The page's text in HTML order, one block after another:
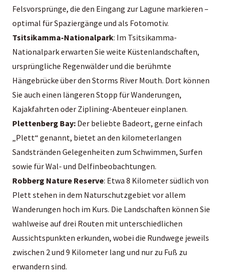
Felsvorsprünge, die den Eingang zur Lagune markieren –
optimal für Spaziergänge und als Fotomotiv.
Tsitsikamma-Nationalpark: Im Tsitsikamma-
Nationalpark erwarten Sie weite Küstenlandschaften,
ursprüngliche Regenwälder und die berühmte
Hängebrücke über den Storms River Mouth. Dort können
Sie auch einen längeren Stopp für Wanderungen,
Kajakfahrten oder Ziplining-Abenteuer einplanen.
Plettenberg Bay: Der beliebte Badeort, gerne einfach
„Plett“ genannt, bietet an den kilometerlangen
Sandstränden Gelegenheiten zum Schwimmen, Surfen
sowie für Wal- und Delfinbeobachtungen.
Robberg Nature Reserve: Etwa 8 Kilometer südlich von
Plett stehen in dem Naturschutzgebiet vor allem
Wanderungen hoch im Kurs. Die Landschaften können Sie
wahlweise auf drei Routen mit unterschiedlichen
Aussichtspunkten erkunden, wobei die Rundwege jeweils
zwischen 2 und 9 Kilometer lang und nur zu Fuß zu
erwandern sind.